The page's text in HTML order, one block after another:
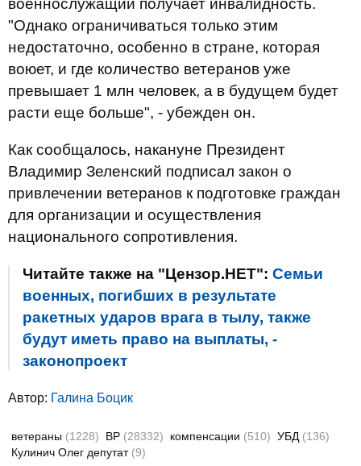
военнослужащий получает инвалидность.
"Однако ограничиваться только этим
недостаточно, особенно в стране, которая
воюет, и где количество ветеранов уже
превышает 1 млн человек, а в будущем будет
расти еще больше", - убежден он.
Как сообщалось, накануне Президент
Владимир Зеленский подписал закон о
привлечении ветеранов к подготовке граждан
для организации и осуществления
национального сопротивления.
Читайте также на "Цензор.НЕТ": Семьи
военных, погибших в результате
ракетных ударов врага в тылу, также
будут иметь право на выплаты, -
законопроект
Автор: Галина Боцик
ветераны (1228) ВР (28332) компенсации (510) УБД (136)
Кулинич Олег депутат (9)